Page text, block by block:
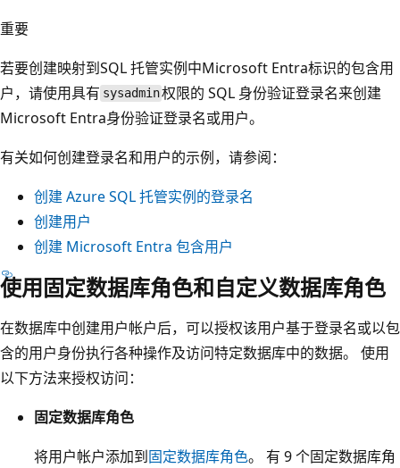
重要
若要创建映射到SQL 托管实例中Microsoft Entra标识的包含用
户，请使用具有 sysadmin权限的 SQL 身份验证登录名来创建
Microsoft Entra身份验证登录名或用户。
有关如何创建登录名和用户的示例，请参阅：
创建 Azure SQL 托管实例的登录名
创建用户
创建 Microsoft Entra 包含用户
使用固定数据库角色和自定义数据库角色
在数据库中创建用户帐户后，可以授权该用户基于登录名或以包
含的用户身份执行各种操作及访问特定数据库中的数据。 使用
以下方法来授权访问：
固定数据库角色
将用户帐户添加到固定数据库角色。 有 9 个固定数据库角